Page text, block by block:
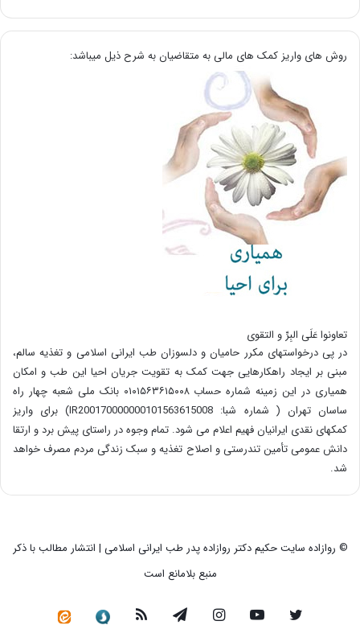
روش های واریز کمک های مالی به متقاضیان به شرح ذیل میباشد:
تعاونوا عَلَی البِرِّ و التقوی
در پی درخواستهای مکرر حامیان و دلسوزان طب ایرانی اسلامی و تغذیه سالم،
مبنی بر ایجاد راهکارهایی جهت کمک به تقویت جریان احیا این طب و امکان
همیاری در این زمینه شماره حساب ۰۱۰۱۵۶۳۶۱۵۰۰۸ بانک ملی شعبه چهار راه
ساسان تهران ( شماره شبا: IR200170000000101563615008) برای واریز
کمکهای نقدی ایرانیان فهیم اعلام می شود. تمام وجوه در راستای پیش برد و ارتقا
دانش عمومی تأمین تندرستی و اصلاح تغذیه و سبک زندگی مردم مصرف خواهد
شد.
© روازاده سایت حکیم دکتر روازاده پدر طب ایرانی اسلامی | انتشار مطالب با ذکر
منبع بلامانع است
توییتر یوتیوب اینستاگرامتلگرام خوراک سروش